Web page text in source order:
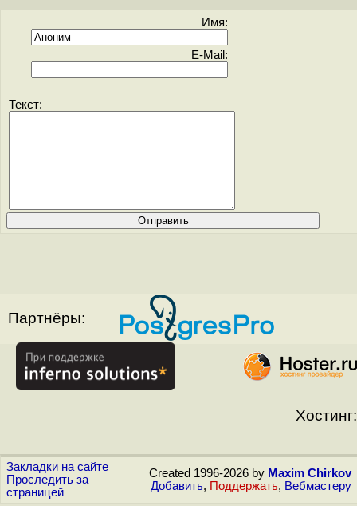
Имя:
E-Mail:
Текст:
Партнёры:
Хостинг:
Закладки на сайте
Проследить за
страницей
Created 1996-2026 by Maxim Chirkov
Добавить, Поддержать, Вебмастеру